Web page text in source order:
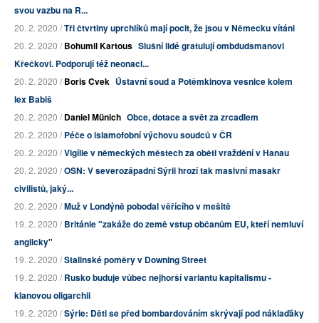
svou vazbu na R...
20. 2. 2020 /Tři čtvrtiny uprchlíků mají pocit, že jsou v Německu vítáni
20. 2. 2020 /Bohumil Kartous Slušní lidé gratulují ombdudsmanovi
Křečkovi. Podporují též neonaci...
20. 2. 2020 /Boris Cvek Ústavní soud a Potěmkinova vesnice kolem
lex Babiš
20. 2. 2020 /Daniel Münich Obce, dotace a svět za zrcadlem
20. 2. 2020 /Péče o islamofobní výchovu soudců v ČR
20. 2. 2020 /Vigílie v německých městech za oběti vraždění v Hanau
20. 2. 2020 /OSN: V severozápadní Sýrii hrozí tak masivní masakr
civilistů, jaký...
20. 2. 2020 /Muž v Londýně pobodal věřícího v mešitě
19. 2. 2020 /Británie "zakáže do země vstup občanům EU, kteří nemluví
anglicky"
19. 2. 2020 /Stalinské poměry v Downing Street
19. 2. 2020 /Rusko buduje vůbec nejhorší variantu kapitalismu -
klanovou oligarchii
19. 2. 2020 /Sýrie: Děti se před bombardováním skrývají pod náklaďáky